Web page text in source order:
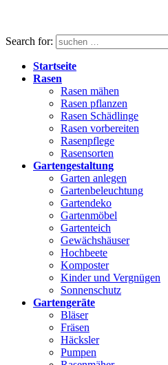
Search for:
Startseite
Rasen
Rasen mähen
Rasen pflanzen
Rasen Schädlinge
Rasen vorbereiten
Rasenpflege
Rasensorten
Gartengestaltung
Garten anlegen
Gartenbeleuchtung
Gartendeko
Gartenmöbel
Gartenteich
Gewächshäuser
Hochbeete
Komposter
Kinder und Vergnügen
Sonnenschutz
Gartengeräte
Bläser
Fräsen
Häcksler
Pumpen